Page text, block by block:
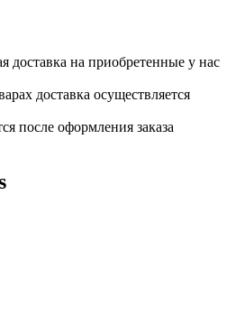
доставка на приобретенные у нас
доставка осуществляется
после оформления заказа